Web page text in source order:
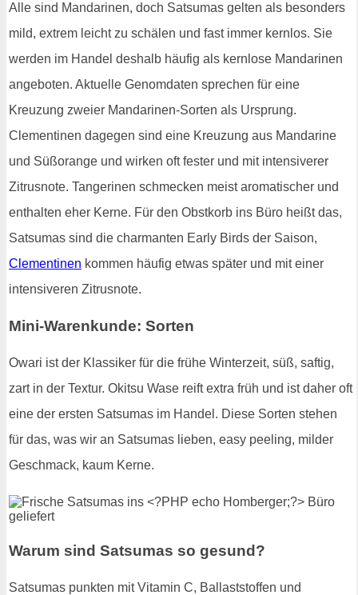
Alle sind Mandarinen, doch Satsumas gelten als besonders
mild, extrem leicht zu schälen und fast immer kernlos. Sie
werden im Handel deshalb häufig als kernlose Mandarinen
angeboten. Aktuelle Genomdaten sprechen für eine
Kreuzung zweier Mandarinen-Sorten als Ursprung.
Clementinen dagegen sind eine Kreuzung aus Mandarine
und Süßorange und wirken oft fester und mit intensiverer
Zitrusnote. Tangerinen schmecken meist aromatischer und
enthalten eher Kerne. Für den Obstkorb ins Büro heißt das,
Satsumas sind die charmanten Early Birds der Saison,
Clementinen kommen häufig etwas später und mit einer
intensiveren Zitrusnote.
Mini-Warenkunde: Sorten
Owari ist der Klassiker für die frühe Winterzeit, süß, saftig,
zart in der Textur. Okitsu Wase reift extra früh und ist daher oft
eine der ersten Satsumas im Handel. Diese Sorten stehen
für das, was wir an Satsumas lieben, easy peeling, milder
Geschmack, kaum Kerne.
Warum sind Satsumas so gesund?
Satsumas punkten mit Vitamin C, Ballaststoffen und